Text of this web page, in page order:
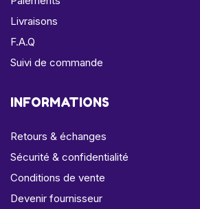
Livraisons
F.A.Q
Suivi de commande
INFORMATIONS
Retours & échanges
Sécurité & confidentialité
Conditions de vente
Devenir fournisseur